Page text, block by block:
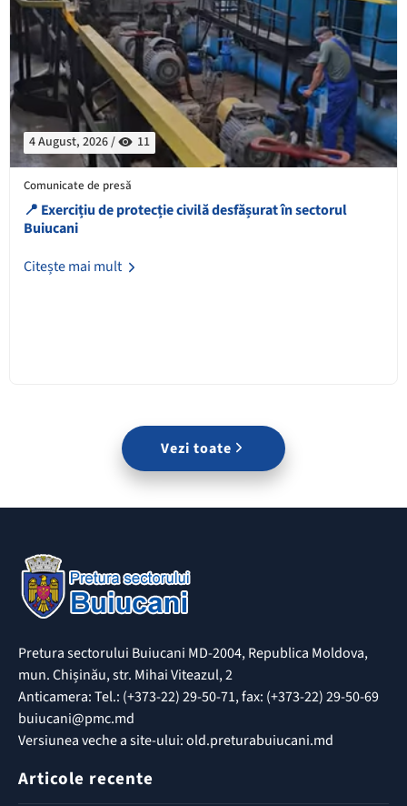
4 August, 2026 / 11
Comunicate de presă
📍 Exercițiu de protecție civilă desfășurat în sectorul
Buiucani
Citește mai mult
Vezi toate
Pretura sectorului Buiucani MD-2004, Republica Moldova,
mun. Chișinău, str. Mihai Viteazul, 2
Anticamera: Tel.: (+373-22) 29-50-71, fax: (+373-22) 29-50-69
buiucani@pmc.md
Versiunea veche a site-ului: old.preturabuiucani.md
Articole recente